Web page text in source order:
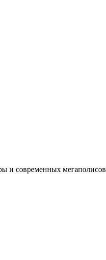
и современных мегаполисов